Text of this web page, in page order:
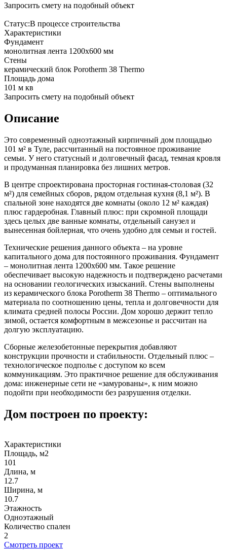
Запросить смету на подобный объект
Статус:В процессе строительства
Характеристики
Фундамент
монолитная лента 1200x600 мм
Стены
керамический блок Porotherm 38 Thermo
Площадь дома
101 м кв
Запросить смету на подобный объект
Описание
Это современный одноэтажный кирпичный дом площадью
101 м² в Туле, рассчитанный на постоянное проживание
семьи. У него статусный и долговечный фасад, темная кровля
и продуманная планировка без лишних метров.
В центре спроектирована просторная гостиная-столовая (32
м²) для семейных сборов, рядом отдельная кухня (8,1 м²). В
спальной зоне находятся две комнаты (около 12 м² каждая)
плюс гардеробная. Главный плюс: при скромной площади
здесь целых две ванные комнаты, отдельный санузел и
вынесенная бойлерная, что очень удобно для семьи и гостей.
Технические решения данного объекта – на уровне
капитального дома для постоянного проживания. Фундамент
– монолитная лента 1200x600 мм. Такое решение
обеспечивает высокую надежность и подтверждено расчетами
на основании геологических изысканий. Стены выполнены
из керамического блока Porotherm 38 Thermo – оптимального
материала по соотношению цены, тепла и долговечности для
климата средней полосы России. Дом хорошо держит тепло
зимой, остается комфортным в межсезонье и рассчитан на
долгую эксплуатацию.
Сборные железобетонные перекрытия добавляют
конструкции прочности и стабильности. Отдельный плюс –
технологическое подполье с доступом ко всем
коммуникациям. Это практичное решение для обслуживания
дома: инженерные сети не «замурованы», к ним можно
подойти при необходимости без разрушения отделки.
Дом построен по проекту:
Характеристики
Площадь, м2
101
Длина, м
12.7
Ширина, м
10.7
Этажность
Одноэтажный
Количество спален
2
Смотреть проект